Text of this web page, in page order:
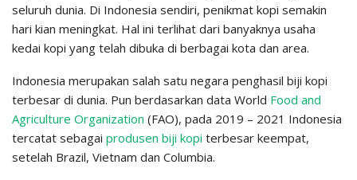
seluruh dunia. Di Indonesia sendiri, penikmat kopi semakin
hari kian meningkat. Hal ini terlihat dari banyaknya usaha
kedai kopi yang telah dibuka di berbagai kota dan area.
Indonesia merupakan salah satu negara penghasil biji kopi
terbesar di dunia. Pun berdasarkan data World Food and
Agriculture Organization (FAO), pada 2019 – 2021 Indonesia
tercatat sebagai produsen biji kopi terbesar keempat,
setelah Brazil, Vietnam dan Columbia.